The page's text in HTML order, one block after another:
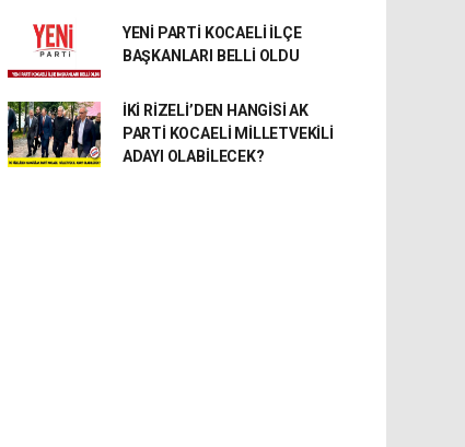
YENİ PARTİ KOCAELİ İLÇE
BAŞKANLARI BELLİ OLDU
İKİ RİZELİ’DEN HANGİSİ AK
PARTİ KOCAELİ MİLLETVEKİLİ
ADAYI OLABİLECEK?